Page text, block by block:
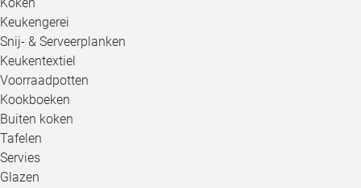
Keukengerei
Snij- & Serveerplanken
Keukentextiel
Voorraadpotten
Kookboeken
Buiten koken
Tafelen
Servies
Glazen